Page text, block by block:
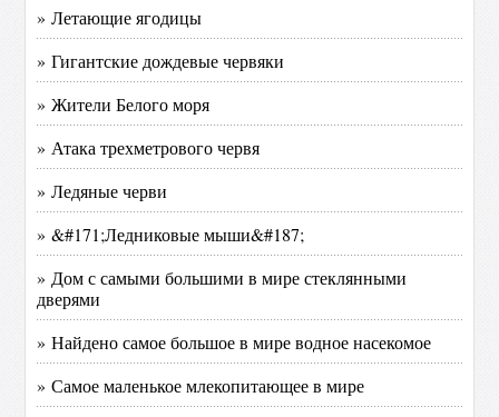
» Летающие ягодицы
» Гигантские дождевые червяки
» Жители Белого моря
» Атака трехметрового червя
» Ледяные черви
» &#171;Ледниковые мыши&#187;
» Дом с самыми большими в мире стеклянными
дверями
» Найдено самое большое в мире водное насекомое
» Самое маленькое млекопитающее в мире